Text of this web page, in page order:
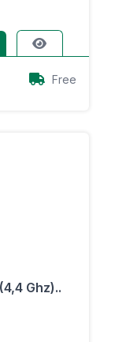
Free
Ghz)..